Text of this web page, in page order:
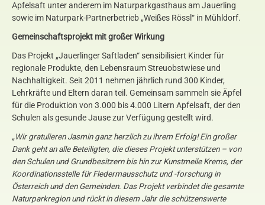
Apfelsaft unter anderem im Naturparkgasthaus am Jauerling
sowie im Naturpark-Partnerbetrieb „Weißes Rössl“ in Mühldorf.
Gemeinschaftsprojekt mit großer Wirkung
Das Projekt „Jauerlinger Saftladen“ sensibilisiert Kinder für
regionale Produkte, den Lebensraum Streuobstwiese und
Nachhaltigkeit. Seit 2011 nehmen jährlich rund 300 Kinder,
Lehrkräfte und Eltern daran teil. Gemeinsam sammeln sie Äpfel
für die Produktion von 3.000 bis 4.000 Litern Apfelsaft, der den
Schulen als gesunde Jause zur Verfügung gestellt wird.
„Wir gratulieren Jasmin ganz herzlich zu ihrem Erfolg! Ein großer
Dank geht an alle Beteiligten, die dieses Projekt unterstützen – von
den Schulen und Grundbesitzern bis hin zur Kunstmeile Krems, der
Koordinationsstelle für Fledermausschutz und -forschung in
Österreich und den Gemeinden. Das Projekt verbindet die gesamte
Naturparkregion und rückt in diesem Jahr die schützenswerte